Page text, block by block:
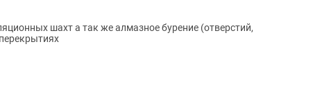
шахт а так же алмазное бурение (отверстий,